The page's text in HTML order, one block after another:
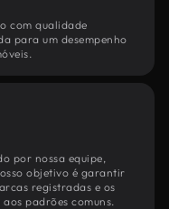
com qualidade
para um desempenho
por nossa equipe,
objetivo é garantir
registradas e os
padrões comuns.